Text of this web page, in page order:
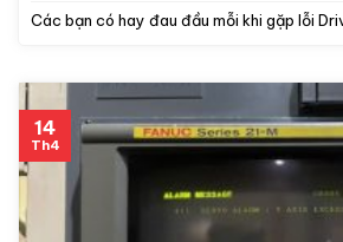
Các bạn có hay đau đầu mỗi khi gặp lỗi
14
Th4